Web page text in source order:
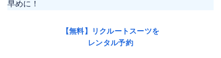
早めに！
【無料】リクルートスーツを
レンタル予約